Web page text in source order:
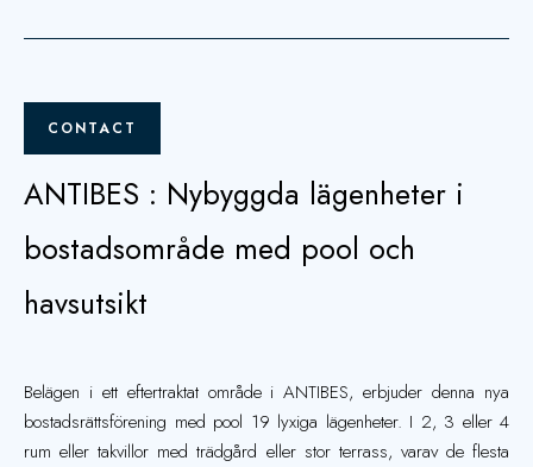
CONTACT
ANTIBES : Nybyggda lägenheter i
bostadsområde med pool och
havsutsikt
Belägen i ett eftertraktat område i ANTIBES, erbjuder denna nya
bostadsrättsförening med pool 19 lyxiga lägenheter. I 2, 3 eller 4
rum eller takvillor med trädgård eller stor terrass, varav de flesta